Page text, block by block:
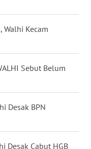
Walhi Kecam
Sebut Belum
Desak BPN
Desak Cabut HGB